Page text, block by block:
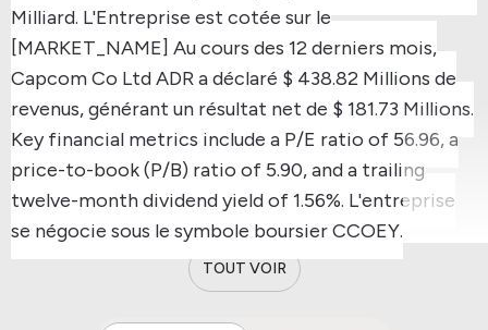
Milliard. L'Entreprise est cotée sur le
[MARKET_NAME] Au cours des 12 derniers mois,
Capcom Co Ltd ADR a déclaré $ 438.82 Millions de
revenus, générant un résultat net de $ 181.73 Millions.
Key financial metrics include a P/E ratio of 56.96, a
price-to-book (P/B) ratio of 5.90, and a trailing
twelve-month dividend yield of 1.56%. L'entreprise
se négocie sous le symbole boursier CCOEY.
TOUT VOIR